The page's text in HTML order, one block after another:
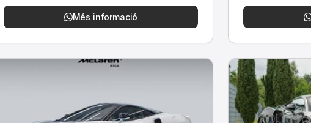
Més informació